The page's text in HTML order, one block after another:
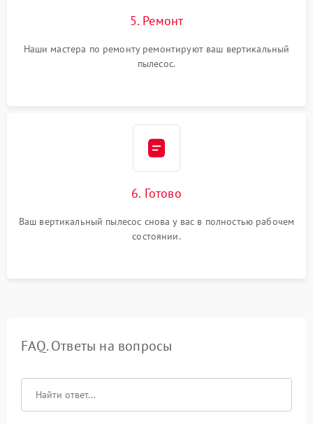
5. Ремонт
Наши мастера по ремонту ремонтируют ваш вертикальный
пылесос.
6. Готово
Ваш вертикальный пылесос снова у вас в полностью рабочем
состоянии.
FAQ. Ответы на вопросы